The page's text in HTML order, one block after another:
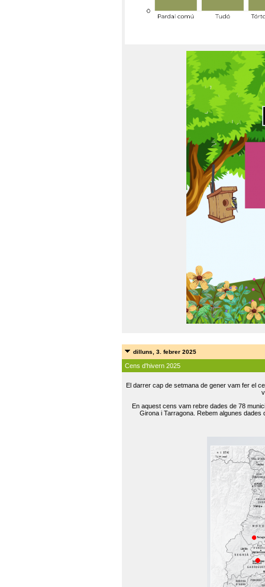
dilluns, 3. febrer 2025
Cens d'hivern 2025
El darrer cap de setmana de gener vam fer el
En aquest cens vam rebre dades de 78
Girona i Tarragona. Rebem algunes